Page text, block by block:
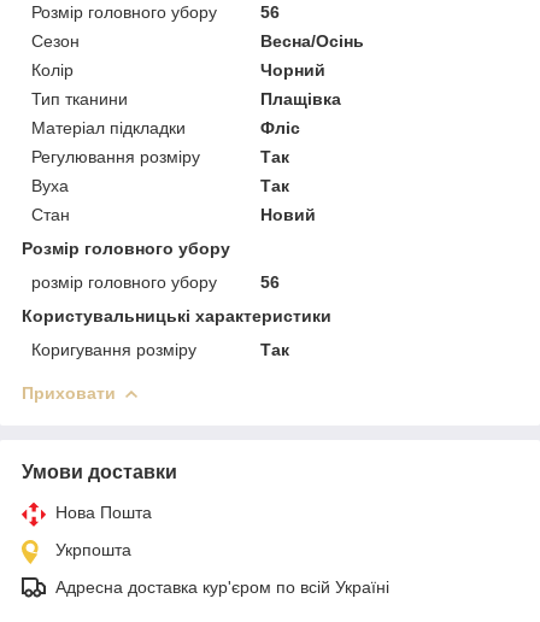
Розмір головного убору
56
Сезон
Весна/Осінь
Колір
Чорний
Тип тканини
Плащівка
Матеріал підкладки
Фліс
Регулювання розміру
Так
Вуха
Так
Стан
Новий
Розмір головного убору
розмір головного убору
56
Користувальницькі характеристики
Коригування розміру
Так
Приховати
Умови доставки
Нова Пошта
Укрпошта
Адресна доставка кур'єром по всій Україні